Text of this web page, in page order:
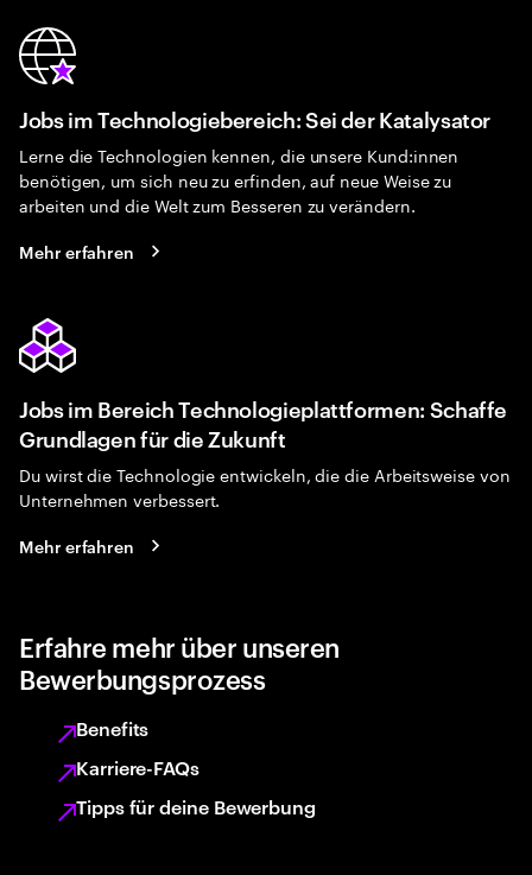
Jobs im Technologiebereich: Sei der Katalysator
Lerne die Technologien kennen, die unsere Kund:innen
benötigen, um sich neu zu erfinden, auf neue Weise zu
arbeiten und die Welt zum Besseren zu verändern.
Mehr erfahren
Jobs im Bereich Technologieplattformen: Schaffe
Grundlagen für die Zukunft
Du wirst die Technologie entwickeln, die die Arbeitsweise von
Unternehmen verbessert.
Mehr erfahren
Erfahre mehr über unseren
Bewerbungsprozess
Benefits
Karriere-FAQs
Tipps für deine Bewerbung